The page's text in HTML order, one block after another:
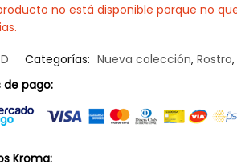
no está disponible porque no
Categorías: Nueva colección,Rostro
de pago:
Kroma: